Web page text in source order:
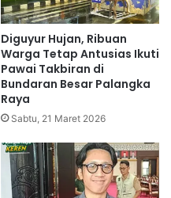
Diguyur Hujan, Ribuan
Warga Tetap Antusias Ikuti
Pawai Takbiran di
Bundaran Besar Palangka
Raya
Sabtu, 21 Maret 2026